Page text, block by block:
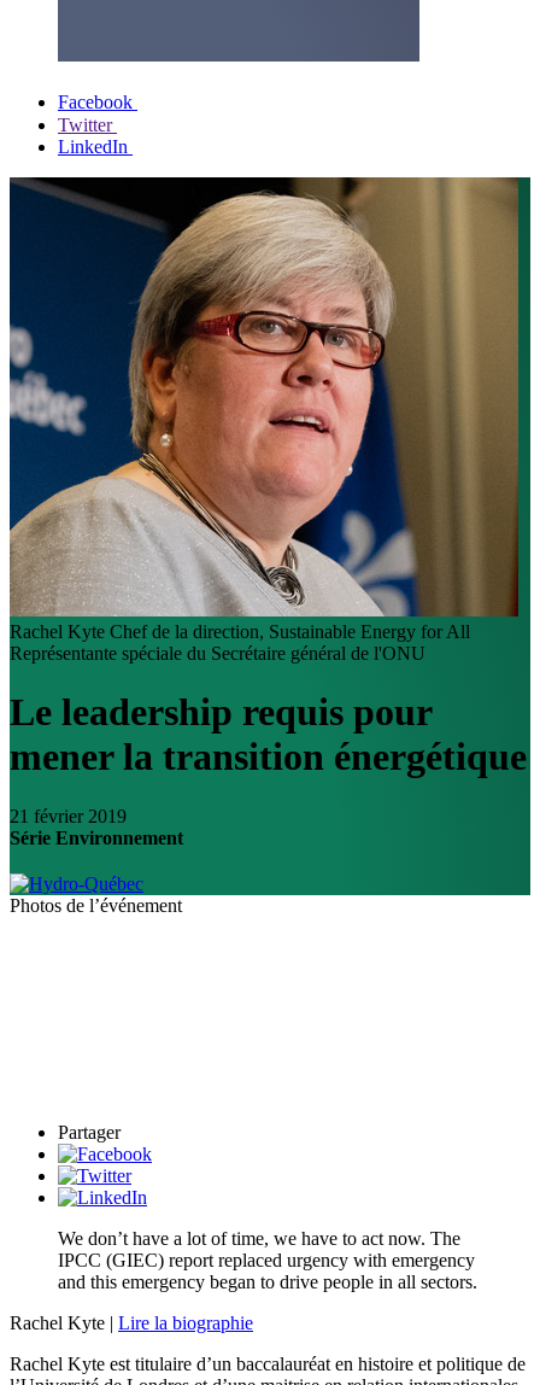
Facebook
Twitter
LinkedIn
Rachel Kyte Chef de la direction, Sustainable Energy for All
Représentante spéciale du Secrétaire général de l'ONU
Le leadership requis pour
mener la transition énergétique
21 février 2019
Série Environnement
Photos de l’événement
Partager
We don’t have a lot of time, we have to act now. The
IPCC (GIEC) report replaced urgency with emergency
and this emergency began to drive people in all sectors.
Rachel Kyte | Lire la biographie
Rachel Kyte est titulaire d’un baccalauréat en histoire et politique de